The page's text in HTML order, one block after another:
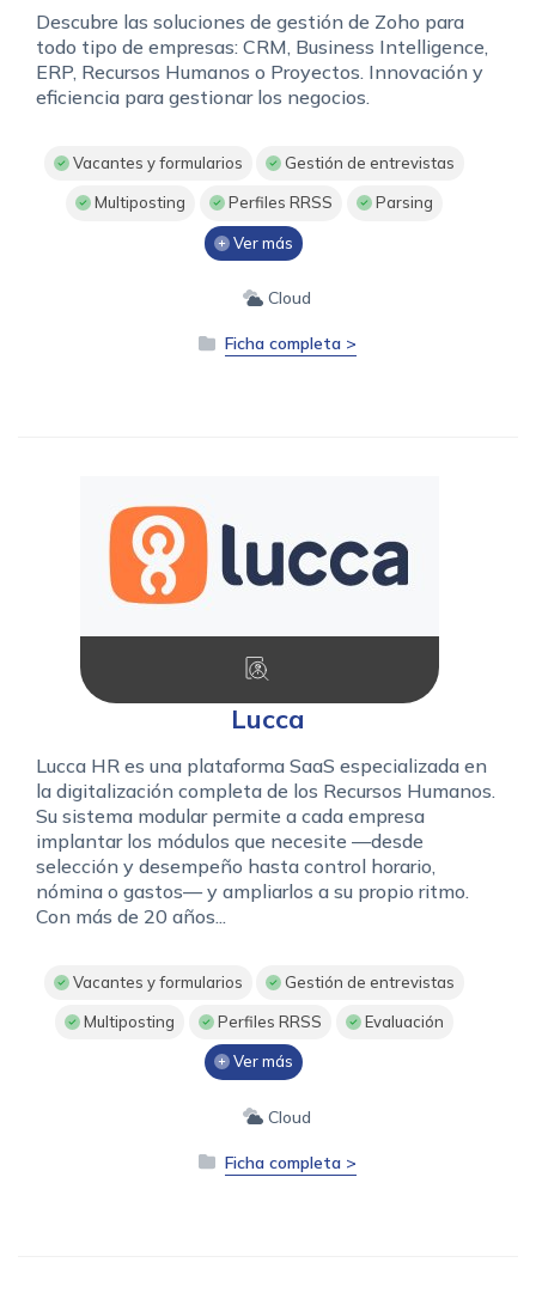
Descubre las soluciones de gestión de Zoho para
todo tipo de empresas: CRM, Business Intelligence,
ERP, Recursos Humanos o Proyectos. Innovación y
eficiencia para gestionar los negocios.
Vacantes y formularios Gestión de entrevistas
Multiposting Perfiles RRSS Parsing
Ver más
Cloud
Ficha completa >
Lucca
Lucca HR es una plataforma SaaS especializada en
la digitalización completa de los Recursos Humanos.
Su sistema modular permite a cada empresa
implantar los módulos que necesite —desde
selección y desempeño hasta control horario,
nómina o gastos— y ampliarlos a su propio ritmo.
Con más de 20 años...
Vacantes y formularios Gestión de entrevistas
Multiposting Perfiles RRSS Evaluación
Ver más
Cloud
Ficha completa >